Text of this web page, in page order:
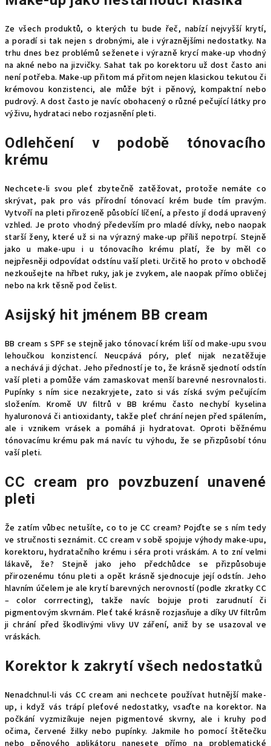
Ze všech produktů, o kterých tu bude řeč, nabízí nejvyšší krytí,
a poradí si tak nejen s drobnými, ale i výraznějšími nedostatky. Na
trhu dnes bez problémů seženete i výrazně krycí make-up vhodný
na akné nebo na jizvičky. Sahat tak po korektoru už dost často ani
není potřeba. Make-up přitom má přitom nejen klasickou tekutou či
krémovou konzistenci, ale může být i pěnový, kompaktní nebo
pudrový. A dost často je navíc obohacený o různé pečující látky pro
výživu, hydrataci nebo rozjasnění pleti.
Odlehčení v podobě tónovacího
krému
Nechcete-li svou pleť zbytečně zatěžovat, protože nemáte co
skrývat, pak pro vás přírodní tónovací krém bude tím pravým.
Vytvoří na pleti přirozeně působící líčení, a přesto jí dodá upravený
vzhled. Je proto vhodný především pro mladé dívky, nebo naopak
starší ženy, které už si na výrazný make-up příliš nepotrpí. Stejně
jako u make-upu i u tónovacího krému platí, že by měl co
nejpřesněji odpovídat odstínu vaší pleti. Určitě ho proto v obchodě
nezkoušejte na hřbet ruky, jak je zvykem, ale naopak přímo obličej
nebo na krk těsně pod čelist.
Asijský hit jménem BB cream
BB cream s SPF se stejně jako tónovací krém liší od make-upu svou
lehoučkou konzistencí. Neucpává póry, pleť nijak nezatěžuje
a nechává ji dýchat. Jeho předností je to, že krásně sjednotí odstín
vaší pleti a pomůže vám zamaskovat menší barevné nesrovnalosti.
Pupínky s ním sice nezakryjete, zato si vás získá svým pečujícím
složením. Kromě UV filtrů v BB krému často nechybí kyselina
hyaluronová či antioxidanty, takže pleť chrání nejen před spálením,
ale i vznikem vrásek a pomáhá ji hydratovat. Oproti běžnému
tónovacímu krému pak má navíc tu výhodu, že se přizpůsobí tónu
vaší pleti.
CC cream pro povzbuzení unavené
pleti
Že zatím vůbec netušíte, co to je CC cream? Pojďte se s ním tedy
ve stručnosti seznámit. CC cream v sobě spojuje výhody make-upu,
korektoru, hydratačního krému i séra proti vráskám. A to zní velmi
lákavě, že? Stejně jako jeho předchůdce se přizpůsobuje
přirozenému tónu pleti a opět krásně sjednocuje její odstín. Jeho
hlavním účelem je ale krytí barevných nerovností (podle zkratky CC
– color corrrecting), takže navíc bojuje proti zarudnutí či
pigmentovým skvrnám. Pleť také krásně rozjasňuje a díky UV filtrům
ji chrání před škodlivými vlivy UV záření, aniž by se usazoval ve
vráskách.
Korektor k zakrytí všech nedostatků
Nenadchnul-li vás CC cream ani nechcete používat hutnější make-
up, i když vás trápí pleťové nedostatky, vsaďte na korektor. Na
počkání vyzmizíkuje nejen pigmentové skvrny, ale i kruhy pod
očima, červené žilky nebo pupínky. Jakmile ho pomocí štětečku
nebo pěnového aplikátoru nanesete přímo na problematické